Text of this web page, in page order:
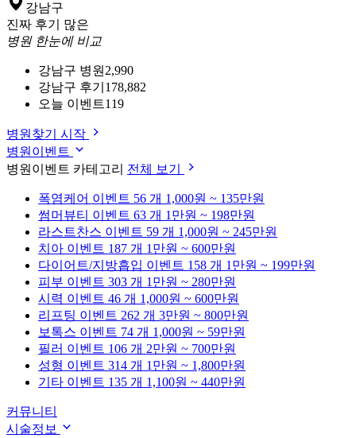
강남구
진짜 후기 많은
병원 한눈에 비교
강남구 병원 2,990
강남구 후기 178,882
오늘 이벤트119
병원찾기 시작
병원이벤트
병원이벤트 카테고리 전체 보기
폭염케어 이벤트 56 개 1,000원 ~ 135만원
썸머뷰티 이벤트 63 개 1만원 ~ 198만원
라스트찬스 이벤트 59 개 1,000원 ~ 245만원
치아 이벤트 187 개 1만원 ~ 600만원
다이어트/지방흡입 이벤트 158 개 1만원 ~ 199만원
피부 이벤트 303 개 1만원 ~ 280만원
시력 이벤트 46 개 1,000원 ~ 600만원
리프팅 이벤트 262 개 3만원 ~ 800만원
보톡스 이벤트 74 개 1,000원 ~ 59만원
필러 이벤트 106 개 2만원 ~ 700만원
성형 이벤트 314 개 1만원 ~ 1,800만원
기타 이벤트 135 개 1,100원 ~ 440만원
커뮤니티
시술정보